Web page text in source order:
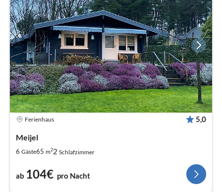
Ferienhaus 5,0
Meijel
6 Gäste65 m22 Schlafzimmer
ab 104€ pro Nacht